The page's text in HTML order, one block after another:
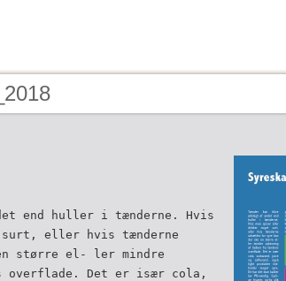
end huller i tænderne. Hvis
eller hvis tænderne
større el- ler mindre
overflade. Det er især cola,